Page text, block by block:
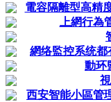
電容隔離型高精
上網行
網络監控系统都
動环
西安智能小區管